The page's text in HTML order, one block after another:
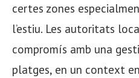
certes zones
l’estiu. Les autoritats
compromís amb una
platges, en un context